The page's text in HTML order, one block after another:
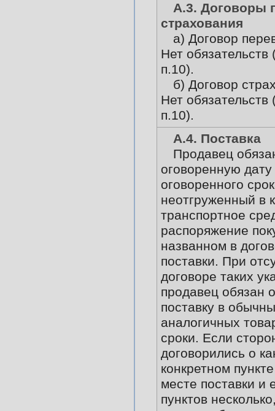
А.3. Договоры
страхования
а) Договор
Нет
п.10).
б) Договор
Нет
п.10).
А.4. Поставка
Продавец
оговоренную
оговоренного
неотгруженный в
транспортное
распоряжение
названном в
поставки. При
договоре таких
продавец обязан
поставку в
аналогичных
сроки. Если
договорились о
конкретном
месте поставки и
пунктов